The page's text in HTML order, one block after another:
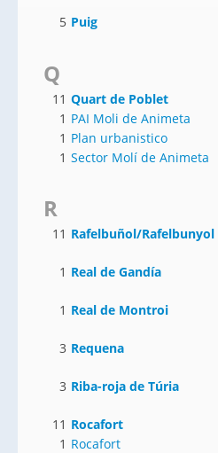
5 Puig
Q
11 Quart de Poblet
1 PAI Moli de Animeta
1 Plan urbanistico
1 Sector Molí de Animeta
R
11 Rafelbuñol/Rafelbunyol
1 Real de Gandía
1 Real de Montroi
3 Requena
3 Riba-roja de Túria
11 Rocafort
1 Rocafort